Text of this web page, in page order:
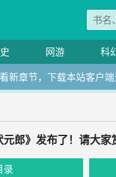
网游 科
新章节，下载本站客户
郎》发布了！请大家
录